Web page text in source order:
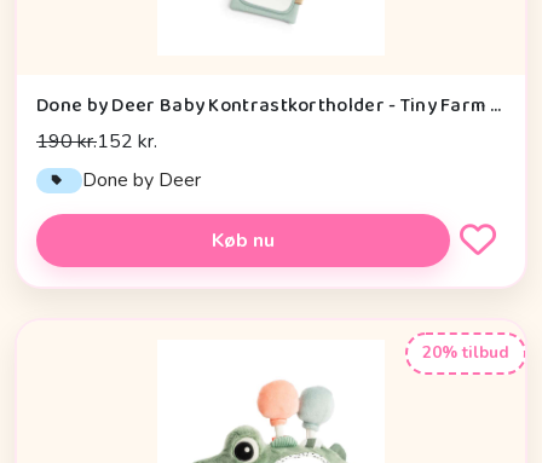
Done by Deer Baby Kontrastkortholder - Tiny Farm - Grøn
190 kr.152 kr.
Done by Deer
Køb nu
20% tilbud